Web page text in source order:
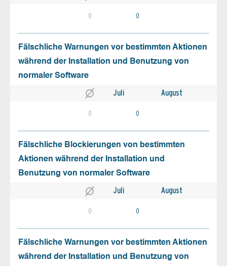
0 0
Fälschliche Warnungen vor bestimmten Aktionen
während der Installation und Benutzung von
normaler Software
Juli August
0 0
Fälschliche Blockierungen von bestimmten
Aktionen während der Installation und
Benutzung von normaler Software
Juli August
0 0
Fälschliche Warnungen vor bestimmten Aktionen
während der Installation und Benutzung von